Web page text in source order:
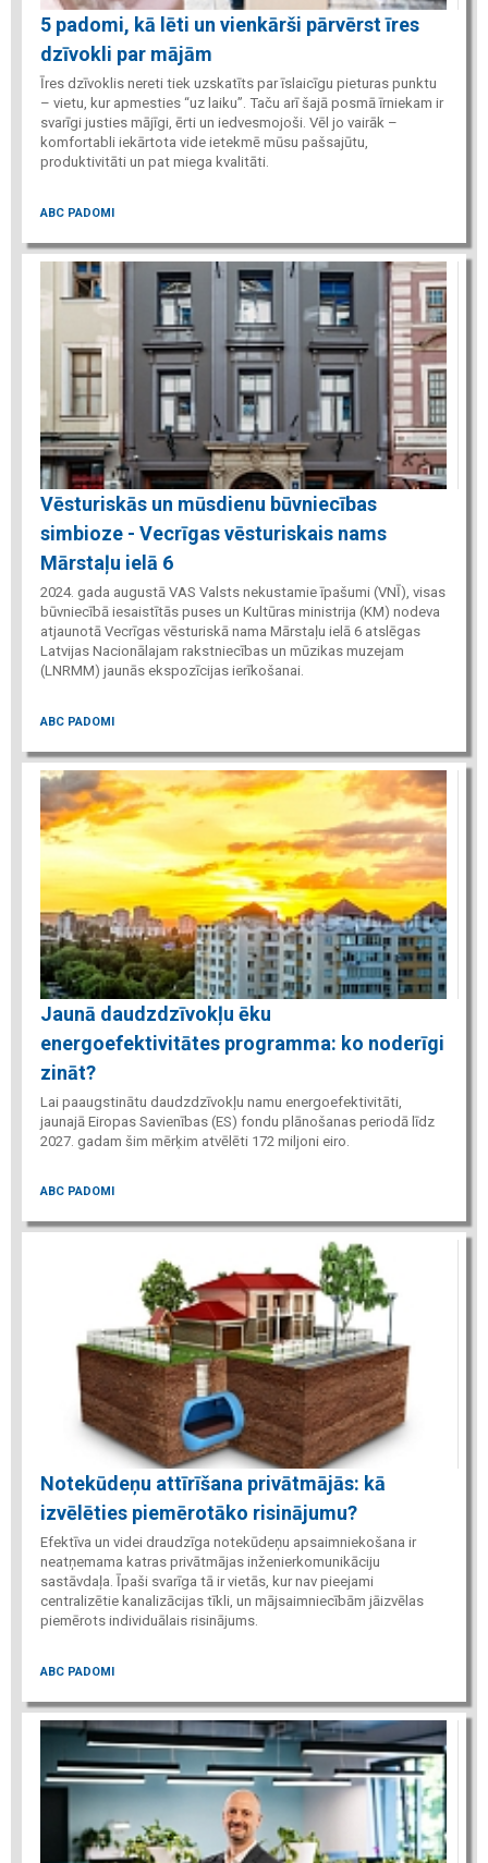
5 padomi, kā lēti un vienkārši pārvērst īres
dzīvokli par mājām
Īres dzīvoklis nereti tiek uzskatīts par īslaicīgu pieturas punktu
– vietu, kur apmesties “uz laiku”. Taču arī šajā posmā īrniekam ir
svarīgi justies mājīgi, ērti un iedvesmojoši. Vēl jo vairāk –
komfortabli iekārtota vide ietekmē mūsu pašsajūtu,
produktivitāti un pat miega kvalitāti.
ABC PADOMI
Vēsturiskās un mūsdienu būvniecības
simbioze - Vecrīgas vēsturiskais nams
Mārstaļu ielā 6
2024. gada augustā VAS Valsts nekustamie īpašumi (VNĪ), visas
būvniecībā iesaistītās puses un Kultūras ministrija (KM) nodeva
atjaunotā Vecrīgas vēsturiskā nama Mārstaļu ielā 6 atslēgas
Latvijas Nacionālajam rakstniecības un mūzikas muzejam
(LNRMM) jaunās ekspozīcijas ierīkošanai.
ABC PADOMI
Jaunā daudzdzīvokļu ēku
energoefektivitātes programma: ko noderīgi
zināt?
Lai paaugstinātu daudzdzīvokļu namu energoefektivitāti,
jaunajā Eiropas Savienības (ES) fondu plānošanas periodā līdz
2027. gadam šim mērķim atvēlēti 172 miljoni eiro.
ABC PADOMI
Notekūdeņu attīrīšana privātmājās: kā
izvēlēties piemērotāko risinājumu?
Efektīva un videi draudzīga notekūdeņu apsaimniekošana ir
neatņemama katras privātmājas inženierkomunikāciju
sastāvdaļa. Īpaši svarīga tā ir vietās, kur nav pieejami
centralizētie kanalizācijas tīkli, un mājsaimniecībām jāizvēlas
piemērots individuālais risinājums.
ABC PADOMI